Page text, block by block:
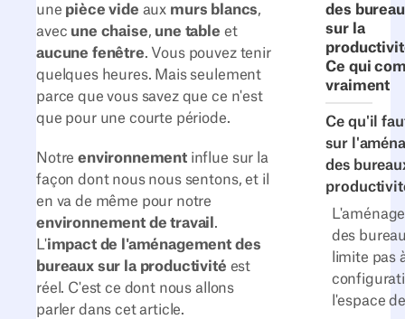
des
sur la
Ce qui
vraiment
Ce qu'il
sur
des
des
limite pas
l'espace
une pièce vide aux murs blancs,
avec une chaise, une table et
aucune fenêtre. Vous pouvez tenir
quelques heures. Mais seulement
parce que vous savez que ce n'est
que pour une courte période.
Notreenvironnementinflue sur la
façon dont nous nous sentons, et il
en va de même pour notre
environnement de travail .
L'impact de l'aménagement des
bureaux sur la productivité est
réel. C'est ce dont nous allons
parler dans cet article.